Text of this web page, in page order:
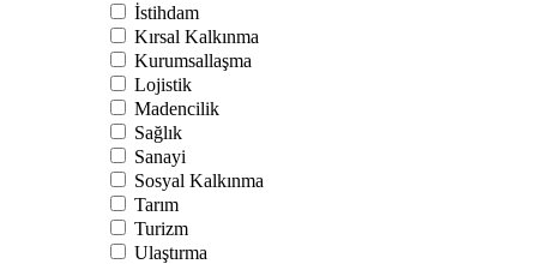
İstihdam
Kırsal Kalkınma
Kurumsallaşma
Lojistik
Madencilik
Sağlık
Sanayi
Sosyal Kalkınma
Tarım
Turizm
Ulaştırma